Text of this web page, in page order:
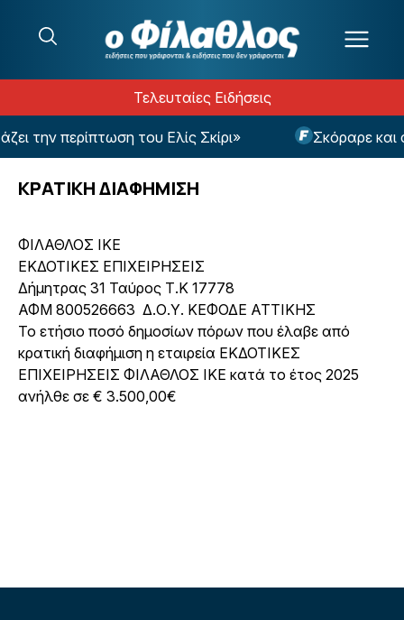
Τελευταίες Ειδήσεις
την περίπτωση του Ελίς Σκίρι» Σκόραρε και
ΚΡΑΤΙΚΗ ΔΙΑΦΗΜΙΣΗ
ΦΙΛΑΘΛΟΣ ΙΚΕ
ΕΚΔΟΤΙΚΕΣ ΕΠΙΧΕΙΡΗΣΕΙΣ
Δήμητρας 31 Ταύρος Τ.Κ 17778
ΑΦΜ 800526663 Δ.Ο.Υ. ΚΕΦΟΔΕ ΑΤΤΙΚΗΣ
Το ετήσιο ποσό δημοσίων πόρων που έλαβε από
κρατική διαφήμιση η εταιρεία ΕΚΔΟΤΙΚΕΣ
ΕΠΙΧΕΙΡΗΣΕΙΣ ΦΙΛΑΘΛΟΣ ΙΚΕ κατά το έτος 2025
ανήλθε σε € 3.500,00€